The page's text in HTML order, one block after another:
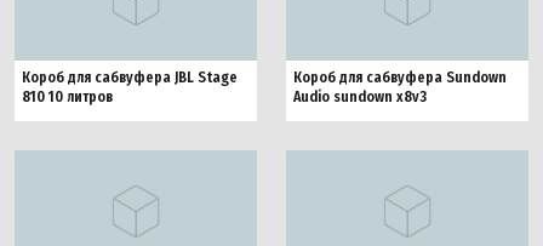
Короб для сабвуфера JBL Stage
810 10 литров
Короб для сабвуфера Sundown
Audio sundown x8v3